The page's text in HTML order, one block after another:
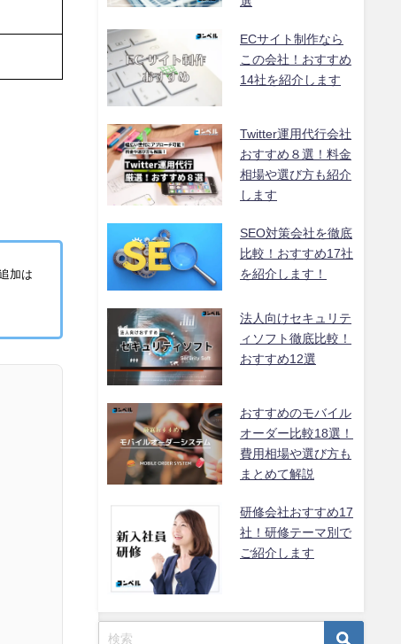
加は
ECサイト制作なら
この会社！おすすめ
14社を紹介します
Twitter運用代行会社
おすすめ８選！料金
相場や選び方も紹介
します
SEO対策会社を徹底
比較！おすすめ17社
を紹介します！
法人向けセキュリテ
ィソフト徹底比較！
おすすめ12選
おすすめのモバイル
オーダー比較18選！
費用相場や選び方も
まとめて解説
研修会社おすすめ17
社！研修テーマ別で
ご紹介します